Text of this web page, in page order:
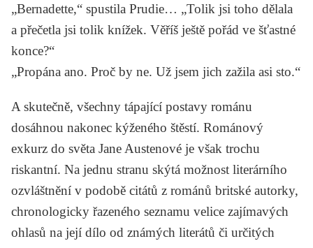
„Bernadette,“ spustila Prudie… „Tolik jsi toho dělala
a přečetla jsi tolik knížek. Věříš ještě pořád ve šťastné
konce?“
„Propána ano. Proč by ne. Už jsem jich zažila asi sto.“
A skutečně, všechny tápající postavy románu
dosáhnou nakonec kýženého štěstí. Románový
exkurz do světa Jane Austenové je však trochu
riskantní. Na jednu stranu skýtá možnost literárního
ozvláštnění v podobě citátů z románů britské autorky,
chronologicky řazeného seznamu velice zajímavých
ohlasů na její dílo od známých literátů či určitých